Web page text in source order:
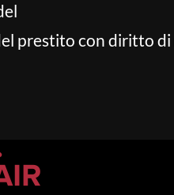
prestito con diritto